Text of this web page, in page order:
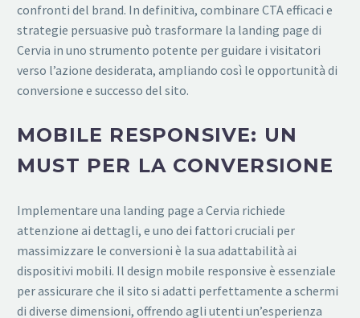
confronti del brand. In definitiva, combinare CTA efficaci e
strategie persuasive può trasformare la landing page di
Cervia in uno strumento potente per guidare i visitatori
verso l’azione desiderata, ampliando così le opportunità di
conversione e successo del sito.
MOBILE RESPONSIVE: UN
MUST PER LA CONVERSIONE
Implementare una landing page a Cervia richiede
attenzione ai dettagli, e uno dei fattori cruciali per
massimizzare le conversioni è la sua adattabilità ai
dispositivi mobili. Il design mobile responsive è essenziale
per assicurare che il sito si adatti perfettamente a schermi
di diverse dimensioni, offrendo agli utenti un’esperienza